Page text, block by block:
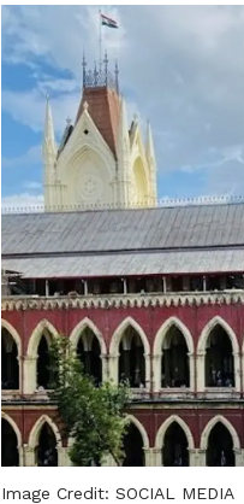
Image Credit: SOCIAL MEDIA